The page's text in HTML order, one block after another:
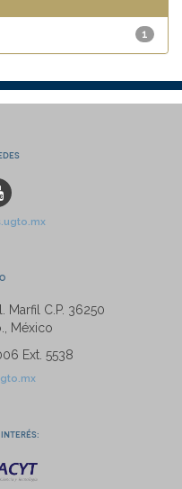
1
Marfil C.P. 36250
México
Ext. 5538